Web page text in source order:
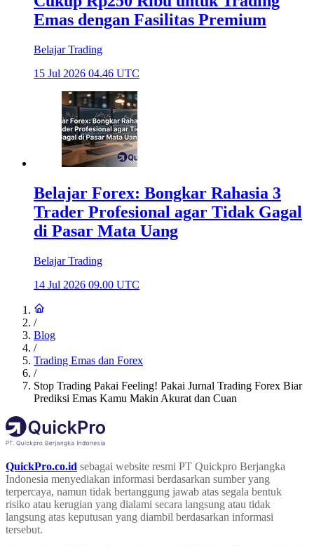
Emas dengan Fasilitas Premium
Belajar Trading
15 Jul 2026 04.46 UTC
Belajar Forex: Bongkar Rahasia 3
Trader Profesional agar Tidak Gagal
di Pasar Mata Uang
Belajar Trading
14 Jul 2026 09.00 UTC
/
Blog
/
Trading Emas dan Forex
/
Stop Trading Pakai Feeling! Pakai Jurnal Trading Forex Biar
Prediksi Emas Kamu Makin Akurat dan Cuan
QuickPro.co.id sebagai website resmi PT Quickpro Berjangka
Indonesia menyediakan informasi berdasarkan sumber yang
terpercaya, namun tidak bertanggung jawab atas segala bentuk
risiko atau kerugian yang dialami secara langsung atau tidak
langsung atas keputusan yang diambil berdasarkan informasi
tersebut.